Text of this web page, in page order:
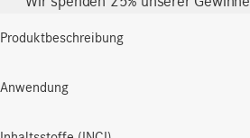
Produktbeschreibung
Anwendung